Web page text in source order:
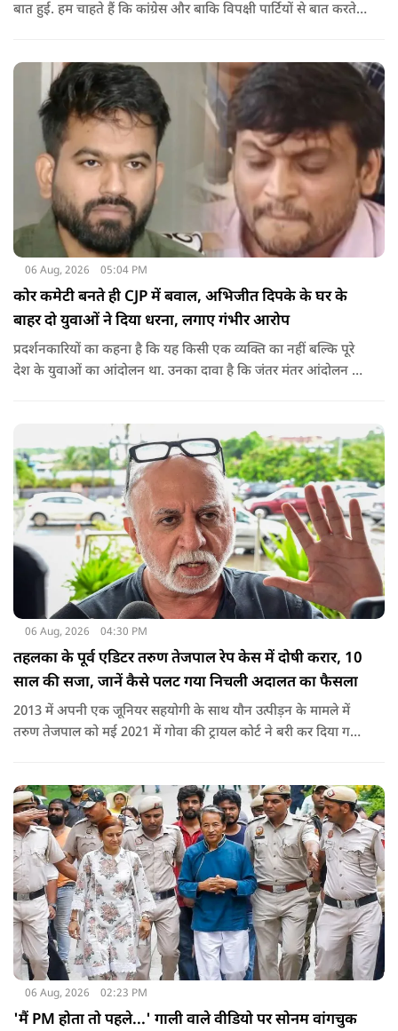
बात हुई. हम चाहते हैं कि कांग्रेस और बाकि विपक्षी पार्टियों से बात करते
06 Aug, 2026 05:04 PM
कोर कमेटी बनते ही CJP में बवाल, अभिजीत दिपके के घर के
बाहर दो युवाओं ने दिया धरना, लगाए गंभीर आरोप
प्रदर्शनकारियों का कहना है कि यह किसी एक व्यक्ति का नहीं बल्कि पूरे
देश के युवाओं का आंदोलन था. उनका दावा है कि जंतर मंतर आंदोलन से
06 Aug, 2026 04:30 PM
तहलका के पूर्व एडिटर तरुण तेजपाल रेप केस में दोषी करार, 10
साल की सजा, जानें कैसे पलट गया निचली अदालत का फैसला
2013 में अपनी एक जूनियर सहयोगी के साथ यौन उत्पीड़न के मामले में
तरुण तेजपाल को मई 2021 में गोवा की ट्रायल कोर्ट ने बरी कर दिया गया
06 Aug, 2026 02:23 PM
'मैं PM होता तो पहले...' गाली वाले वीडियो पर सोनम वांगचुक